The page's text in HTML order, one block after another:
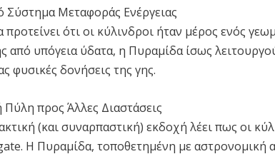
Σύστημα Μεταφοράς Ενέργειας
προτείνει ότι οι κύλινδροι ήταν μέρος ενός
από υπόγεια ύδατα, η Πυραμίδα ίσως
φυσικές δονήσεις της γης.
προς Άλλες Διαστάσεις
(και συναρπαστική) εκδοχή λέει πως οι
Η Πυραμίδα, τοποθετημένη με αστρονομική